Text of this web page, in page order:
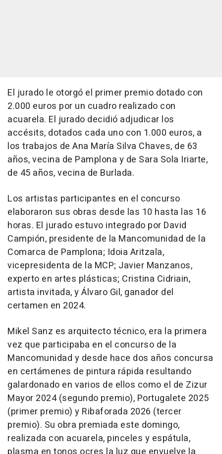
El jurado le otorgó el primer premio dotado con
2.000 euros por un cuadro realizado con
acuarela. El jurado decidió adjudicar los
accésits, dotados cada uno con 1.000 euros, a
los trabajos de Ana María Silva Chaves, de 63
años, vecina de Pamplona y de Sara Sola Iriarte,
de 45 años, vecina de Burlada.
Los artistas participantes en el concurso
elaboraron sus obras desde las 10 hasta las 16
horas. El jurado estuvo integrado por David
Campión, presidente de la Mancomunidad de la
Comarca de Pamplona; Idoia Aritzala,
vicepresidenta de la MCP; Javier Manzanos,
experto en artes plásticas; Cristina Cidriain,
artista invitada, y Álvaro Gil, ganador del
certamen en 2024.
Mikel Sanz es arquitecto técnico, era la primera
vez que participaba en el concurso de la
Mancomunidad y desde hace dos años concursa
en certámenes de pintura rápida resultando
galardonado en varios de ellos como el de Zizur
Mayor 2024 (segundo premio), Portugalete 2025
(primer premio) y Ribaforada 2026 (tercer
premio). Su obra premiada este domingo,
realizada con acuarela, pinceles y espátula,